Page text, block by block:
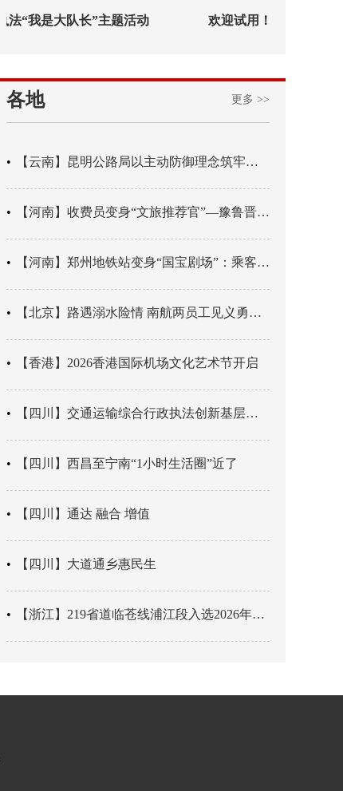
欢迎试用！中交报智能审校系统上线
各地 更多 >>
【云南】昆明公路局以主动防御理念筑牢汛期安全防线
【河南】收费员变身“文旅推荐官”—豫鲁晋四地市交旅融合让游客一下高速就“入戏”
【河南】郑州地铁站变身“国宝剧场”：乘客刚出车厢，就“入戏”千年
【北京】路遇溺水险情 南航两员工见义勇为科学施救
【香港】2026香港国际机场文化艺术节开启
【四川】交通运输综合行政执法创新基层辖区治理“4+3” 新模式
【四川】西昌至宁南“1小时生活圈”近了
【四川】通达 融合 增值
【四川】大道通乡惠民生
【浙江】219省道临苍线浦江段入选2026年度美丽公路项目展示交流活动名单